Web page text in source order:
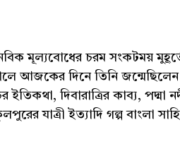
মূল্যবোধের চরম সংকটময়
আজকের দিনে তিনি
দিবারাত্রির কাব্য, পদ্মা
যাত্রী ইত্যাদি গল্প বাংলা